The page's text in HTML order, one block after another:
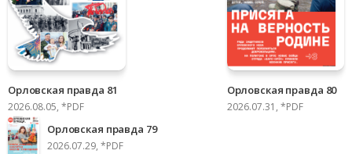
Орловская правда 81
2026.08.05, *PDF
Орловская правда 80
2026.07.31, *PDF
Орловская правда 79
2026.07.29, *PDF